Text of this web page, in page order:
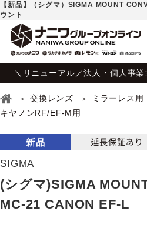
【新品】（シグマ）SIGMA MOUNT
ウント
＼リニューアル／法人・個人事業
交換レンズ ミラーレス用
キヤノンRF/EF-M用
SIGMA
(シグマ)SIGMA
MC-21 CANON EF-L